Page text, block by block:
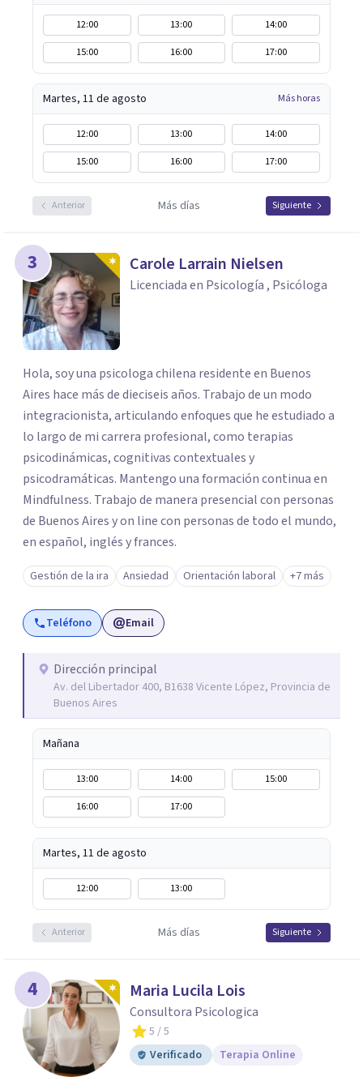
12:00 13:00
14:00
15:00
16:00 17:00
Martes, 11 de agosto Más horas
12:00 13:00
14:00
15:00
16:00 17:00
Anterior Más días Siguiente
3 Carole Larrain Nielsen
Licenciada en Psicología , Psicóloga
Hola, soy una psicologa chilena residente en Buenos
Aires hace más de dieciseis años. Trabajo de un modo
integracionista, articulando enfoques que he estudiado a
lo largo de mi carrera profesional, como terapias
psicodinámicas, cognitivas contextuales y
psicodramáticas. Mantengo una formación continua en
Mindfulness. Trabajo de manera presencial con personas
de Buenos Aires y on line con personas de todo el mundo,
en español, inglés y frances.
Gestión de la ira Ansiedad Orientación laboral +7 más
Teléfono Email
Dirección principal
Av. del Libertador 400, B1638 Vicente López, Provincia de
Buenos Aires
Mañana
13:00 14:00
15:00
16:00
17:00
Martes, 11 de agosto
12:00 13:00
Anterior Más días Siguiente
4 Maria Lucila Lois
Consultora Psicologica
5 / 5
Verificado
Terapia Online